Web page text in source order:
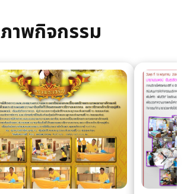
ภาพกิจกรรม
ถัดไป